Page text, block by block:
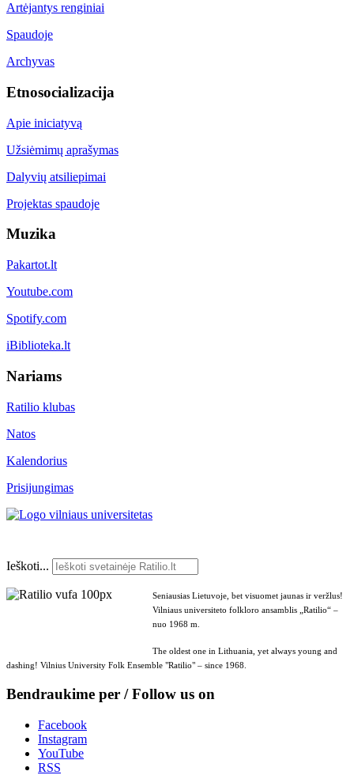
Artėjantys renginiai
Spaudoje
Archyvas
Etnosocializacija
Apie iniciatyvą
Užsiėmimų aprašymas
Dalyvių atsiliepimai
Projektas spaudoje
Muzika
Pakartot.lt
Youtube.com
Spotify.com
iBiblioteka.lt
Nariams
Ratilio klubas
Natos
Kalendorius
Prisijungimas
Ieškoti...
Seniausias Lietuvoje, bet visuomet jaunas ir veržlus!
Vilniaus universiteto folkloro ansamblis „Ratilio“ –
nuo 1968 m.
The oldest one in Lithuania, yet always young and
dashing! Vilnius University Folk Ensemble "Ratilio" – since 1968.
Bendraukime per / Follow us on
Facebook
Instagram
YouTube
RSS